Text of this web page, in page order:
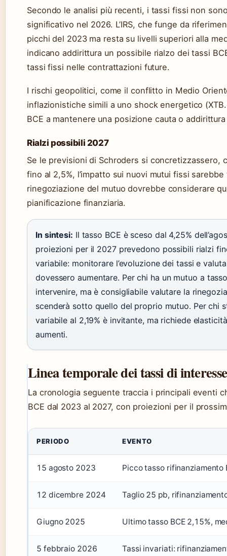
Secondo le analisi più recenti, i tassi fissi non
significativo nel 2026. L’IRS, che funge da
picchi del 2023 ma resta su livelli superiori alla
indicano addirittura un possibile rialzo dei tassi
tassi fissi nelle contrattazioni future.
I rischi geopolitici, come il conflitto in Medio
inflazionistiche simili a uno shock energetico
BCE a mantenere una posizione cauta o
Rialzi possibili 2027
Se le previsioni di Schroders si concretizzassero,
fino al 2,5%, l’impatto sui nuovi mutui fissi
rinegoziazione del mutuo dovrebbe considerare
pianificazione finanziaria.
In sintesi: Il tasso BCE è sceso dal 4,25%
proiezioni per il 2027 prevedono possibili rialzi
variabile: monitorare l’evoluzione dei tassi e
dovessero aumentare. Per chi ha un mutuo a
intervenire, ma è consigliabile valutare la
scenderà sotto quello del proprio mutuo. Per chi
variabile al 2,19% è invitante, ma richiede
aumenti.
Linea temporale dei tassi di interesse
La cronologia seguente traccia i principali eventi
BCE dal 2023 al 2027, con proiezioni per il
PERIODO EVENTO
15 agosto 2023 Picco tasso rifinanziamento
12 dicembre 2024 Taglio 25 pb,
Giugno 2025 Ultimo tasso BCE 2,15%,
5 febbraio 2026 Tassi invariati: